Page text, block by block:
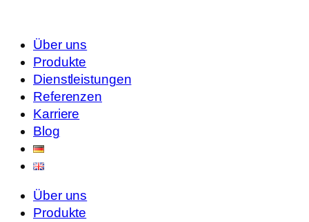
Über uns
Produkte
Dienstleistungen
Referenzen
Karriere
Blog
Über uns
Produkte